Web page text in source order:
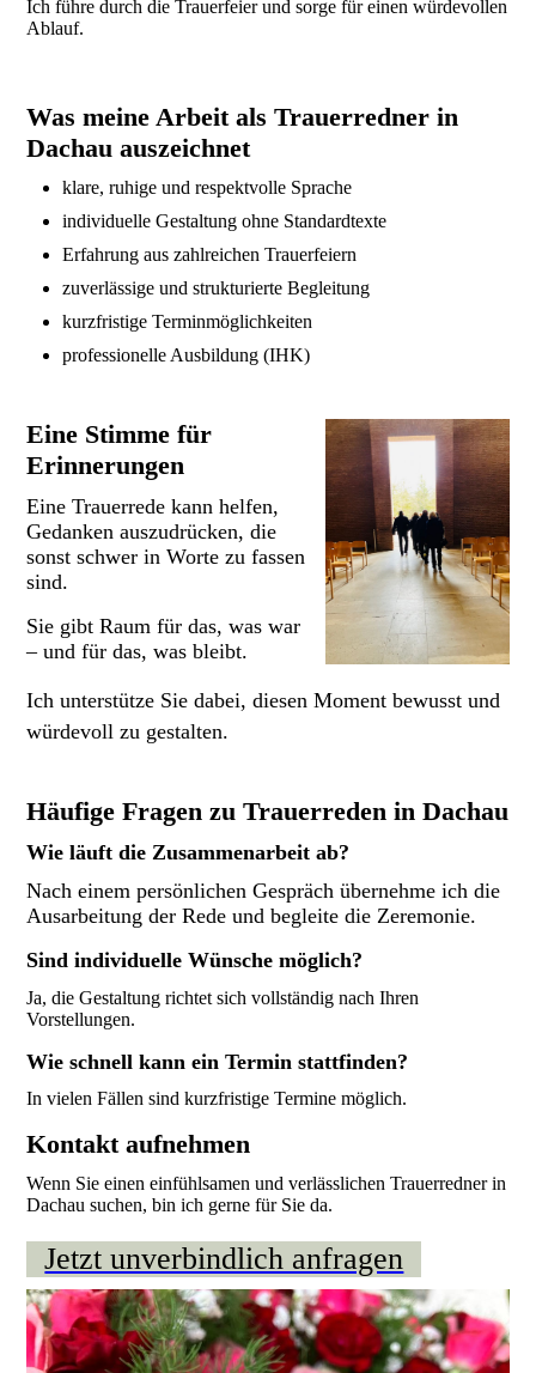
Ich führe durch die Trauerfeier und sorge für einen würdevollen
Ablauf.
Was meine Arbeit als Trauerredner in
Dachau auszeichnet
klare, ruhige und respektvolle Sprache
individuelle Gestaltung ohne Standardtexte
Erfahrung aus zahlreichen Trauerfeiern
zuverlässige und strukturierte Begleitung
kurzfristige Terminmöglichkeiten
professionelle Ausbildung (IHK)
Eine Stimme für
Erinnerungen
Eine Trauerrede kann helfen,
Gedanken auszudrücken, die
sonst schwer in Worte zu fassen
sind.
Sie gibt Raum für das, was war
– und für das, was bleibt.
Ich unterstütze Sie dabei, diesen Moment bewusst und
würdevoll zu gestalten.
Häufige Fragen zu Trauerreden in Dachau
Wie läuft die Zusammenarbeit ab?
Nach einem persönlichen Gespräch übernehme ich die
Ausarbeitung der Rede und begleite die Zeremonie.
Sind individuelle Wünsche möglich?
Ja, die Gestaltung richtet sich vollständig nach Ihren
Vorstellungen.
Wie schnell kann ein Termin stattfinden?
In vielen Fällen sind kurzfristige Termine möglich.
Kontakt aufnehmen
Wenn Sie einen einfühlsamen und verlässlichen Trauerredner in
Dachau suchen, bin ich gerne für Sie da.
Jetzt unverbindlich anfragen